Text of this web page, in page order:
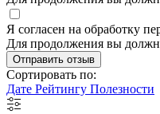
Я согласен на обработку
Для продолжения вы
Отправить отзыв
Сортировать по:
Дате Рейтингу Полезности